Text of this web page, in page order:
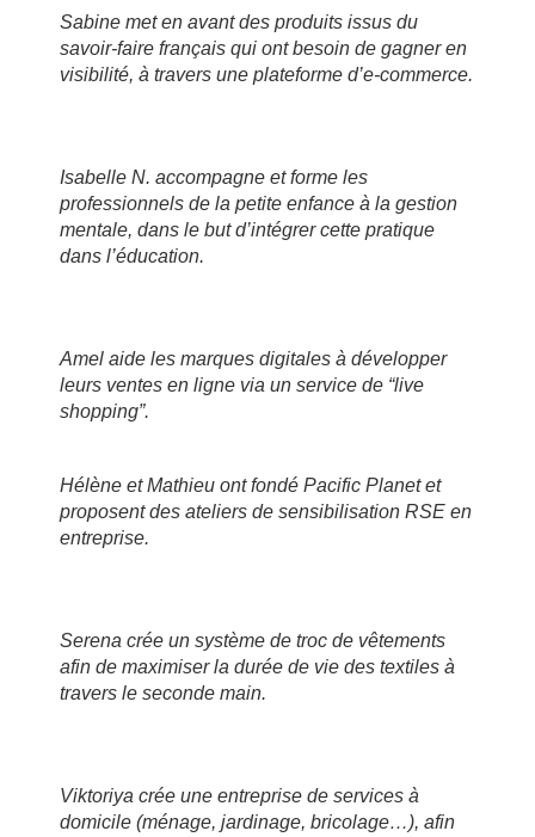
Sabine met en avant des produits issus du
savoir-faire français qui ont besoin de gagner en
visibilité, à travers une plateforme d’e-commerce.
Isabelle N. accompagne et forme les
professionnels de la petite enfance à la gestion
mentale, dans le but d’intégrer cette pratique
dans l’éducation.
Amel aide les marques digitales à développer
leurs ventes en ligne via un service de “live
shopping”.
Hélène et Mathieu ont fondé Pacific Planet et
proposent des ateliers de sensibilisation RSE en
entreprise.
Serena crée un système de troc de vêtements
afin de maximiser la durée de vie des textiles à
travers le seconde main.
Viktoriya crée une entreprise de services à
domicile (ménage, jardinage, bricolage…), afin